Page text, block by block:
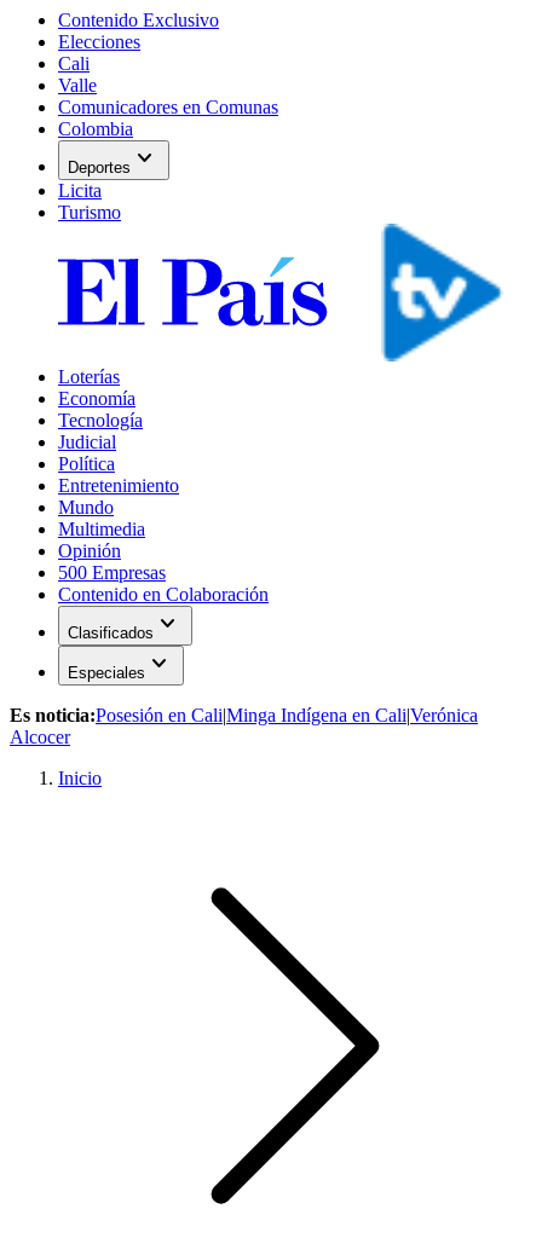
Contenido Exclusivo
Elecciones
Cali
Valle
Comunicadores en Comunas
Colombia
Deportes expand_more
Licita
Turismo
Loterías
Economía
Tecnología
Judicial
Política
Entretenimiento
Mundo
Multimedia
Opinión
500 Empresas
Contenido en Colaboración
Clasificados expand_more
Especiales expand_more
Es noticia:Posesión en Cali|Minga Indígena en Cali|Verónica
Alcocer
Inicio